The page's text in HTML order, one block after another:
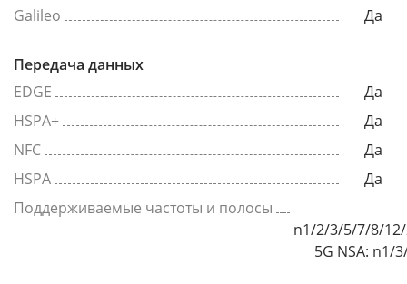
Galileo
Да
Передача данных
EDGE
Да
HSPA+
Да
NFC
Да
HSPA
Да
Поддерживаемые частоты и полосы
n1/2/3/5/7/8/
5G NSA: n1/